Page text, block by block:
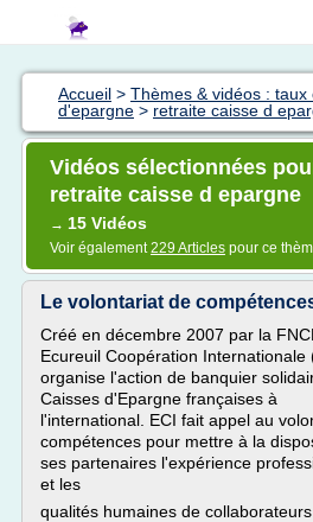
Accueil > Thèmes & vidéos : taux
d'epargne > retraite caisse d
Vidéos sélectionnées
retraite caisse d epargne
→ 15 Vidéos
Voir également229 Articles pour ce
Le volontariat de
Créé en décembre 2007 par la
Ecureuil Coopération Internationale
organise l'action de banquier
Caisses d'Epargne françaises à
l'international. ECI fait appel au
compétences pour mettre à la
ses partenaires l'expérience
et les
qualités humaines de